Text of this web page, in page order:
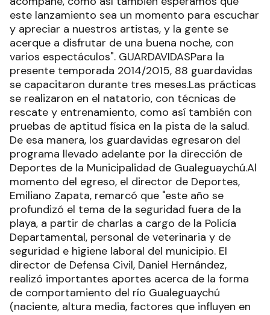
este lanzamiento sea un momento para escuchar
y apreciar a nuestros artistas, y la gente se
acerque a disfrutar de una buena noche, con
varios espectáculos". GUARDAVIDASPara la
presente temporada 2014/2015, 88 guardavidas
se capacitaron durante tres meses.Las prácticas
se realizaron en el natatorio, con técnicas de
rescate y entrenamiento, como así también con
pruebas de aptitud física en la pista de la salud.
De esa manera, los guardavidas egresaron del
programa llevado adelante por la dirección de
Deportes de la Municipalidad de Gualeguaychú.Al
momento del egreso, el director de Deportes,
Emiliano Zapata, remarcó que "este año se
profundizó el tema de la seguridad fuera de la
playa, a partir de charlas a cargo de la Policía
Departamental, personal de veterinaria y de
seguridad e higiene laboral del municipio. El
director de Defensa Civil, Daniel Hernández,
realizó importantes aportes acerca de la forma
de comportamiento del río Gualeguaychú
(naciente, altura media, factores que influyen en